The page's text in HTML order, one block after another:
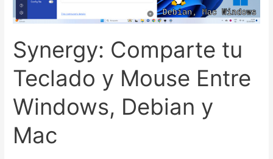
Synergy: Comparte tu
Teclado y Mouse Entre
Windows, Debian y
Mac